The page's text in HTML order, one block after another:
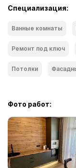
Специализация:
Ванные комнаты
Ремонт под ключ
Потолки
Фото работ: